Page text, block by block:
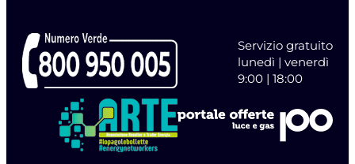
Servizio gratuito
lunedì | venerdì
9:00 | 18:00